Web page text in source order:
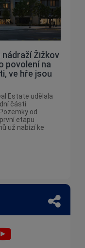
Žižkov
povolení na
ve hře jsou
Estate udělala
části
od
etapu
už nabízí ke